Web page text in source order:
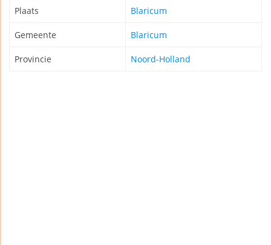
Plaats Blaricum
Gemeente Blaricum
Provincie Noord-Holland